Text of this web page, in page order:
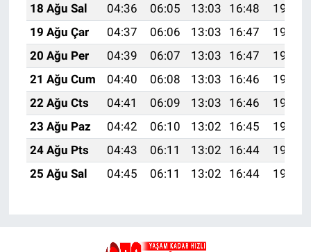
18 Ağu Sal
04:36 06:05 13:03 16:48
19:52
19 Ağu Çar
04:37 06:06 13:03 16:47
19:50
20 Ağu Per
04:39 06:07 13:03 16:47
19:49
21 Ağu Cum
04:40 06:08 13:03 16:46
19:48
22 Ağu Cts
04:41 06:09 13:03 16:46
19:46
23 Ağu Paz
04:42 06:10 13:02 16:45
19:45
24 Ağu Pts
04:43 06:11 13:02 16:44
19:43
25 Ağu Sal
04:45 06:11 13:02 16:44 19:42